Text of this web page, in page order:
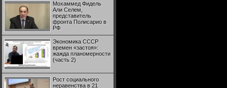
Мохаммед Фидель
Али Селем,
представитель
фронта Полисарио в
РФ
Экономика СССР
времен «застоя»:
жажда планомерности
(часть 2)
Рост социального
неравенства в 21